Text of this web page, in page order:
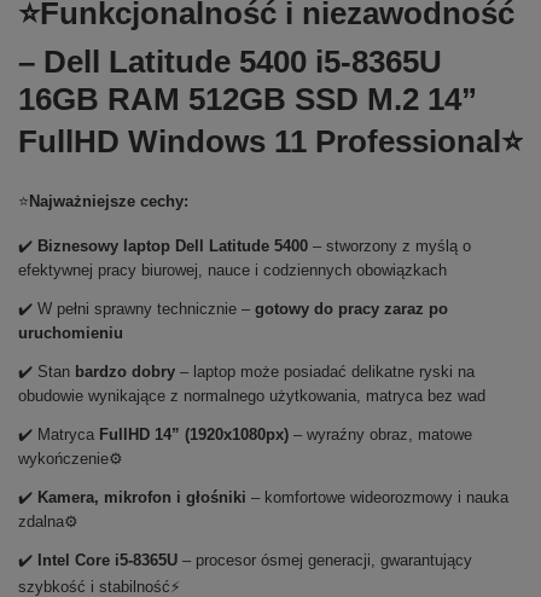
⭐Funkcjonalność i niezawodność
– Dell Latitude 5400 i5-8365U
16GB RAM 512GB SSD M.2 14”
FullHD Windows 11 Professional⭐
⭐ Najważniejsze cechy:
✔️ Biznesowy laptop Dell Latitude 5400 – stworzony z myślą o
efektywnej pracy biurowej, nauce i codziennych obowiązkach
✔️ W pełni sprawny technicznie – gotowy do pracy zaraz po
uruchomieniu
✔️ Stan bardzo dobry – laptop może posiadać delikatne ryski na
obudowie wynikające z normalnego użytkowania, matryca bez wad
✔️ Matryca FullHD 14” (1920x1080px) – wyraźny obraz, matowe
wykończenie⚙️
✔️ Kamera, mikrofon i głośniki – komfortowe wideorozmowy i nauka
zdalna⚙️
✔️ Intel Core i5-8365U – procesor ósmej generacji, gwarantujący
szybkość i stabilność⚡